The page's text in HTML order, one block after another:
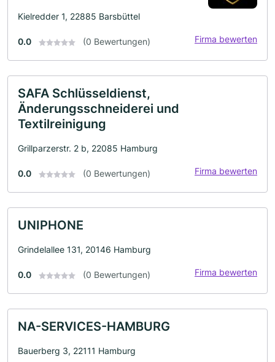
Kielredder 1, 22885 Barsbüttel
0.0 (0 Bewertungen) Firma bewerten
SAFA Schlüsseldienst,
Änderungsschneiderei und
Textilreinigung
Grillparzerstr. 2 b, 22085 Hamburg
0.0 (0 Bewertungen) Firma bewerten
UNIPHONE
Grindelallee 131, 20146 Hamburg
0.0 (0 Bewertungen) Firma bewerten
NA-SERVICES-HAMBURG
Bauerberg 3, 22111 Hamburg